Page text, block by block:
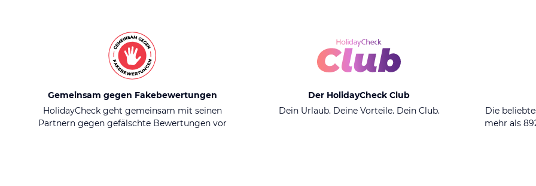
Gemeinsam gegen Fakebewertungen
HolidayCheck geht gemeinsam mit seinen
Partnern gegen gefälschte Bewertungen vor
Der HolidayCheck Club
Dein Urlaub. Deine Vorteile. Dein Club.
Die
mehr als